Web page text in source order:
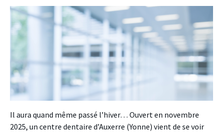
Il aura quand même passé l’hiver… Ouvert en novembre
2025, un centre dentaire d’Auxerre (Yonne) vient de se voir